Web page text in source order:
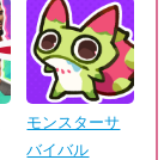
モンスターサ
バイバル